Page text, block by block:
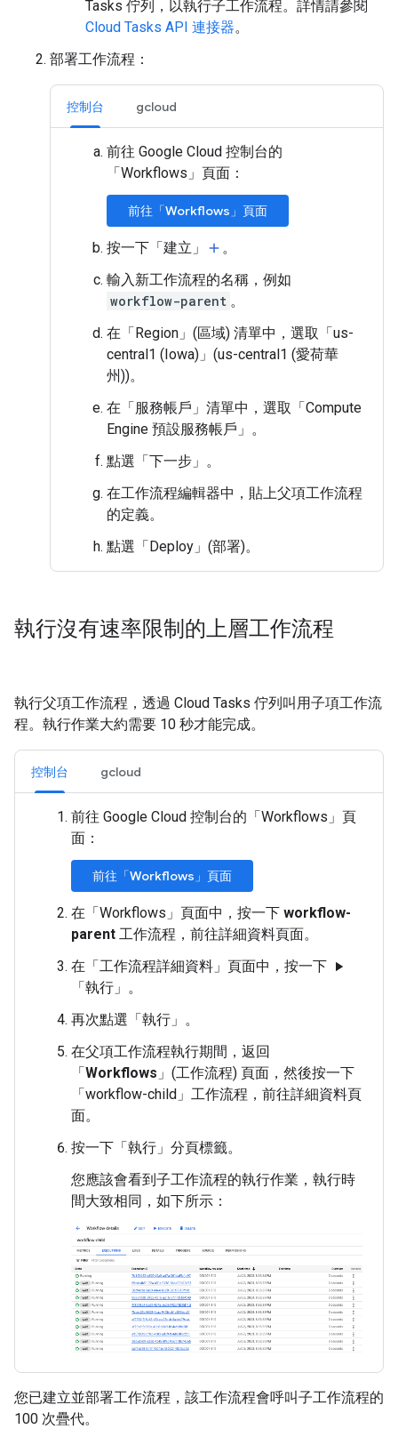
Tasks 佇列，以執行子工作流程。詳情請參閱
Cloud Tasks API 連接器。
部署工作流程：
控制台 gcloud
前往 Google Cloud 控制台的
「Workflows」 頁面：
前往「Workflows」頁面
按一下「建立」 add 。
輸入新工作流程的名稱，例如
workflow-parent 。
在「Region」(區域) 清單中，選取「us-
central1 (Iowa)」(us-central1 (愛荷華
州))。
在「服務帳戶」 清單中，選取「Compute
Engine 預設服務帳戶」 。
點選「下一步」 。
在工作流程編輯器中，貼上父項工作流程
的定義。
點選「Deploy」(部署)。
執行沒有速率限制的上層工作流程
執行父項工作流程，透過 Cloud Tasks 佇列叫用子項工作流
程。執行作業大約需要 10 秒才能完成。
控制台 gcloud
前往 Google Cloud 控制台的「Workflows」 頁
面：
前往「Workflows」頁面
在「Workflows」 頁面中，按一下 workflow-
parent 工作流程，前往詳細資料頁面。
在「工作流程詳細資料」 頁面中，按一下 play_arrow
「執行」 。
再次點選「執行」 。
在父項工作流程執行期間，返回
「 Workflows 」(工作流程) 頁面，然後按一下
「workflow-child」 工作流程，前往詳細資料頁
面。
按一下「執行」 分頁標籤。
您應該會看到子工作流程的執行作業，執行時
間大致相同，如下所示：
您已建立並部署工作流程，該工作流程會呼叫子工作流程的
100 次疊代。